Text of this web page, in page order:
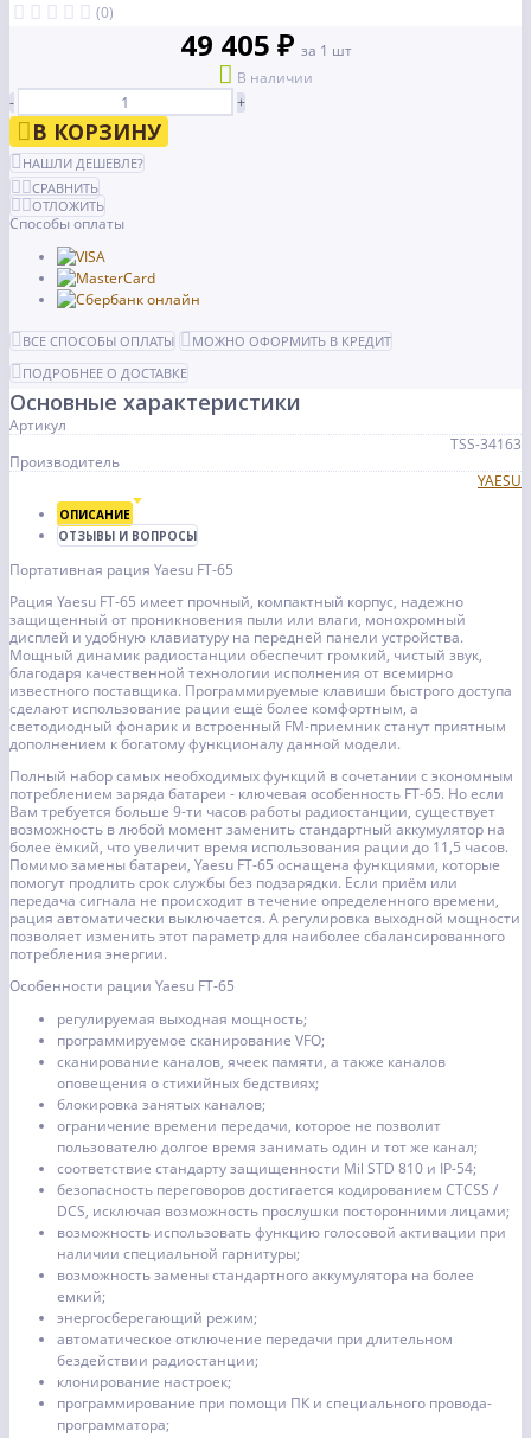
(0)
49 405 ₽ за 1 шт
В наличии
-
+
В КОРЗИНУ
НАШЛИ ДЕШЕВЛЕ?
СРАВНИТЬ
ОТЛОЖИТЬ
Способы оплаты
ВСЕ СПОСОБЫ ОПЛАТЫ
МОЖНО ОФОРМИТЬ В КРЕДИТ
ПОДРОБНЕЕ О ДОСТАВКЕ
Основные характеристики
Артикул
TSS-34163
Производитель
YAESU
ОПИСАНИЕ
ОТЗЫВЫ И ВОПРОСЫ
Портативная рация Yaesu FT-65
Рация Yaesu FT-65 имеет прочный, компактный корпус, надежно
защищенный от проникновения пыли или влаги, монохромный
дисплей и удобную клавиатуру на передней панели устройства.
Мощный динамик радиостанции обеспечит громкий, чистый звук,
благодаря качественной технологии исполнения от всемирно
известного поставщика. Программируемые клавиши быстрого доступа
сделают использование рации ещё более комфортным, а
светодиодный фонарик и встроенный FM-приемник станут приятным
дополнением к богатому функционалу данной модели.
Полный набор самых необходимых функций в сочетании с экономным
потреблением заряда батареи - ключевая особенность FT-65. Но если
Вам требуется больше 9-ти часов работы радиостанции, существует
возможность в любой момент заменить стандартный аккумулятор на
более ёмкий, что увеличит время использования рации до 11,5 часов.
Помимо замены батареи, Yaesu FT-65 оснащена функциями, которые
помогут продлить срок службы без подзарядки. Если приём или
передача сигнала не происходит в течение определенного времени,
рация автоматически выключается. А регулировка выходной мощности
позволяет изменить этот параметр для наиболее сбалансированного
потребления энергии.
Особенности рации Yaesu FT-65
регулируемая выходная мощность;
программируемое сканирование VFO;
сканирование каналов, ячеек памяти, а также каналов
оповещения о стихийных бедствиях;
блокировка занятых каналов;
ограничение времени передачи, которое не позволит
пользователю долгое время занимать один и тот же канал;
соответствие стандарту защищенности Mil STD 810 и IP-54;
безопасность переговоров достигается кодированием CTCSS /
DCS, исключая возможность прослушки посторонними лицами;
возможность использовать функцию голосовой активации при
наличии специальной гарнитуры;
возможность замены стандартного аккумулятора на более
емкий;
энергосберегающий режим;
автоматическое отключение передачи при длительном
бездействии радиостанции;
клонирование настроек;
программирование при помощи ПК и специального провода-
программатора;